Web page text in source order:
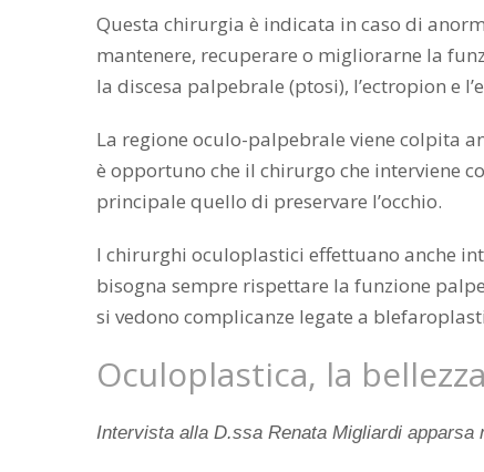
Questa chirurgia è indicata in caso di
mantenere, recuperare o migliorarne la
la discesa palpebrale (ptosi), l’ectropion e
La regione oculo-palpebrale viene colpita
è opportuno che il chirurgo che interviene
principale quello di preservare l’occhio.
I chirurghi oculoplastici effettuano anche
bisogna sempre rispettare la funzione
si vedono complicanze legate a
Oculoplastica, la
Intervista alla D.ssa Renata Migliardi apparsa